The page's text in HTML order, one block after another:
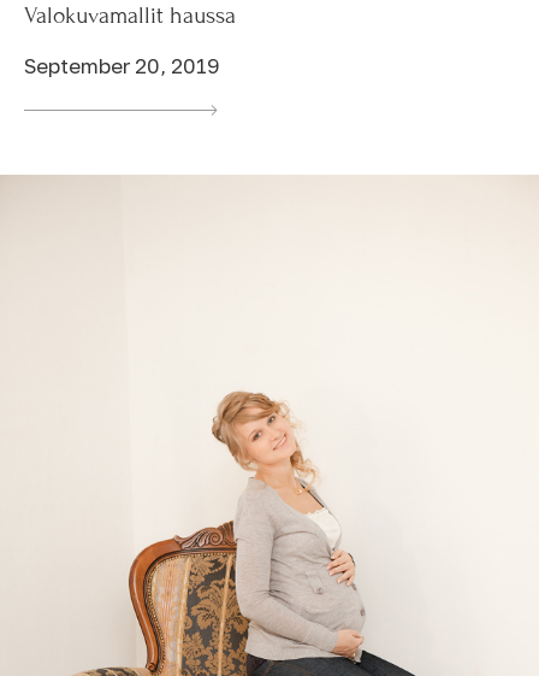
Valokuvamallit haussa
September 20, 2019